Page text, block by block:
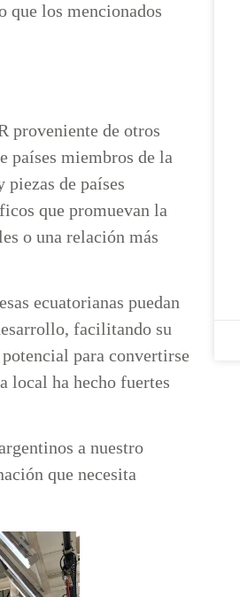
que los mencionados
proveniente de otros
países miembros de la
de países
que promuevan la
o una relación más
ecuatorianas puedan
facilitando su
para convertirse
local ha hecho fuertes
a nuestro
que necesita